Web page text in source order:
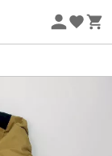
av 2 produkter*